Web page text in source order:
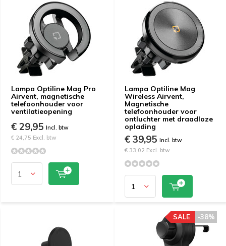
Lampa Optiline Mag Pro
Airvent, magnetische
telefoonhouder voor
ventilatieopening
€ 29,95 Incl. btw
€ 24,75 Excl. btw
Lampa Optiline Mag
Wireless Airvent,
Magnetische
telefoonhouder voor
ontluchter met draadloze
oplading
€ 39,95 Incl. btw
€ 33,02 Excl. btw
-38%
SALE